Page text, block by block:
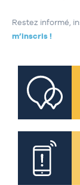
Restez informé,
m’inscris !